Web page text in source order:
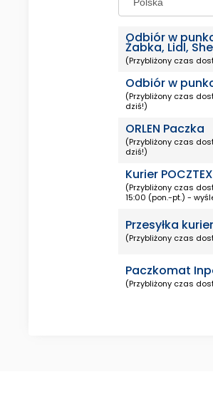
Odbiór w
Żabka, Lidl,
(Przybliżony czas
Odbiór w
(Przybliżony czas
dziś!)
ORLEN Paczka
(Przybliżony czas
dziś!)
Kurier
(Przybliżony czas
15:00 (pon.-pt.) -
Przesyłka
(Przybliżony czas
Paczkomat
(Przybliżony czas